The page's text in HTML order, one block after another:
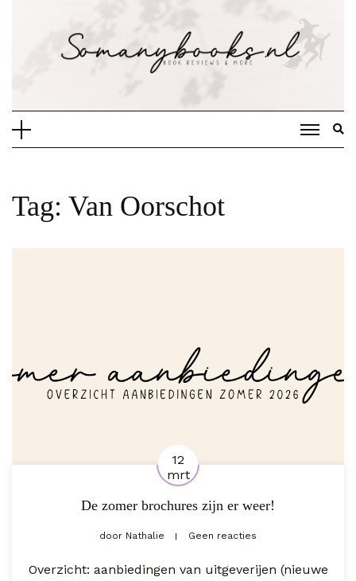
Tag: Van Oorschot
12
mrt
De zomer brochures zijn er weer!
door Nathalie Geen reacties
Overzicht: aanbiedingen van uitgeverijen (nieuwe